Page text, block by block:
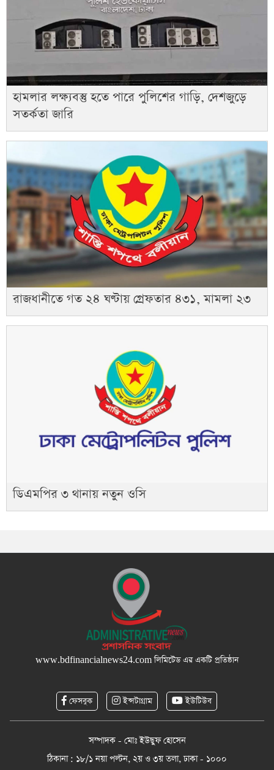
হামলার লক্ষ্যবস্তু হতে পারে পুলিশের গাড়ি, দেশজুড়ে
সতর্কতা জারি
রাজধানীতে গত ২৪ ঘণ্টায় গ্রেফতার ৪৩১, মামলা ২৩
ডিএমপির ৩ থানায় নতুন ওসি
www.bdfinancialnews24.comলিমিটেড এর একটি প্রতিষ্ঠান
ফেসবুক ইন্সটাগ্রাম ইউটিউব
সম্পাদক - মোঃ ইউছুফ হোসেন
ঠিকানা : ১৮/১ নয়া পল্টন, ২য় ও ৩য় তলা, ঢাকা - ১০০০